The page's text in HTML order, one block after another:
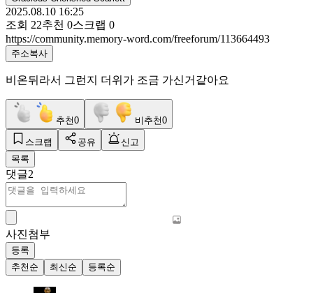
2025.08.10 16:25
조회 22추천 0스크랩 0
https://community.memory-word.com/freeforum/113664493
주소복사
비온뒤라서 그런지 더위가 조금 가신거같아요
추천0 비추천0
스크랩 공유
신고
목록
댓글2
사진첨부
등록
추천순
최신순 등록순